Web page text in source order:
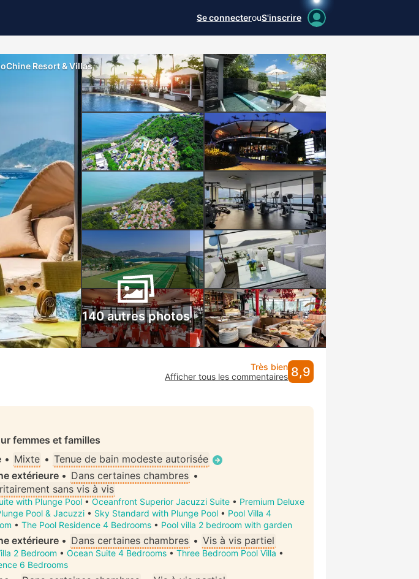
Se connecterouS'inscrire
Resort & Villas
140 autres photos
Très bien
Afficher tous les commentaires 8,9
femmes et familles
• Mixte • Tenue de bain modeste autorisée
extérieure • Dans certaines chambres •
sans vis à vis
with Plunge Pool • Oceanfront Superior Jacuzzi Suite • Premium Deluxe
Pool & Jacuzzi • Sky Standard with Plunge Pool • Pool Villa 4
• The Pool Residence 4 Bedrooms • Pool villa 2 bedroom with garden
extérieure • Dans certaines chambres • Vis à vis partiel
2 Bedroom • Ocean Suite 4 Bedrooms • Three Bedroom Pool Villa •
6 Bedrooms